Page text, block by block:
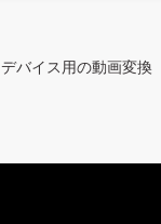
デバイス用の動画変換